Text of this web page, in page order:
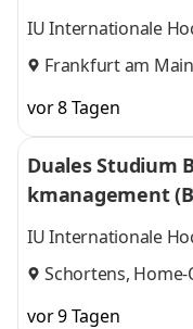
IU Internationale
Frankfurt am Main
vor 8 Tagen
Duales Studium
kmanagement
Nordfrost GmbH
IU Internationale
Schortens,
vor 9 Tagen